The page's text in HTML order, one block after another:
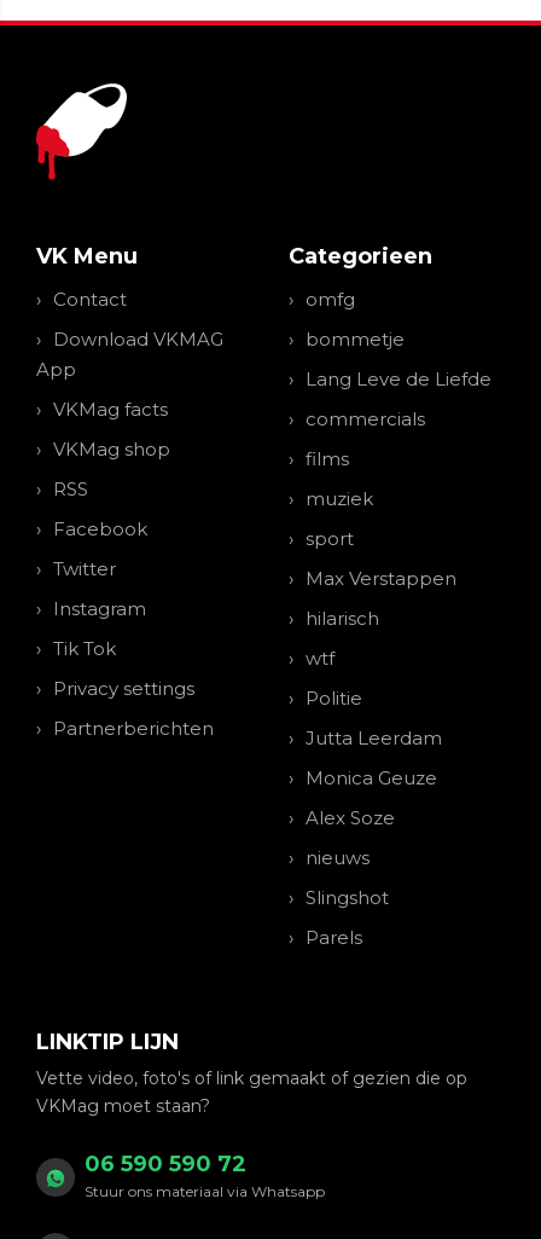
VK Menu
Contact
Download VKMAG
App
VKMag facts
VKMag shop
RSS
Facebook
Twitter
Instagram
Tik Tok
Privacy settings
Partnerberichten
Categorieen
omfg
bommetje
Lang Leve de Liefde
commercials
films
muziek
sport
Max Verstappen
hilarisch
wtf
Politie
Jutta Leerdam
Monica Geuze
Alex Soze
nieuws
Slingshot
Parels
LINKTIP LIJN
Vette video, foto's of link gemaakt of gezien die op
VKMag moet staan?
06 590 590 72
Stuur ons materiaal via Whatsapp